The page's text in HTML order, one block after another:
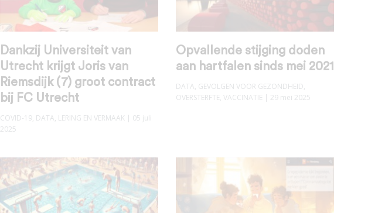
Dankzij Universiteit van
Utrecht krijgt Joris van
Riemsdijk (7) groot contract
bij FC Utrecht
COVID-19, DATA, LERING EN VERMAAK | 05 juli
2025
Opvallende stijging doden
aan hartfalen sinds mei 2021
DATA, GEVOLGEN VOOR GEZONDHEID,
OVERSTERFTE, VACCINATIE | 29 mei 2025